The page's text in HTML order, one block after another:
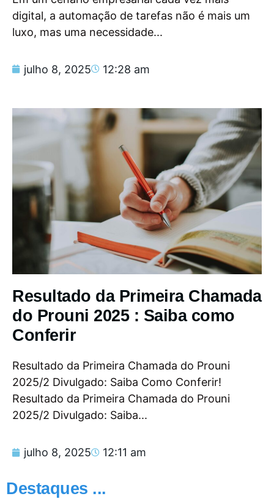
digital, a automação de tarefas não é mais um
luxo, mas uma necessidade...
julho 8, 2025 12:28 am
Resultado da Primeira Chamada
do Prouni 2025 : Saiba como
Conferir
Resultado da Primeira Chamada do Prouni
2025/2 Divulgado: Saiba Como Conferir!
Resultado da Primeira Chamada do Prouni
2025/2 Divulgado: Saiba...
julho 8, 2025 12:11 am
Destaques ...